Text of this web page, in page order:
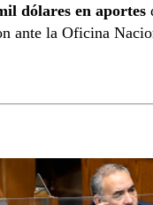
dólares en aportes
ante la Oficina